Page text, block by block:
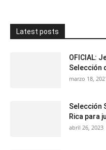
Latest posts
OFICIAL:
Selección
marzo 18,
Selección
Rica para
abril 26, 2023